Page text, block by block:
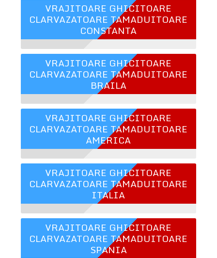
VRAJITOARE GHICITOARE
CLARVAZATOARE TAMADUITOARE
CONSTANTA
VRAJITOARE GHICITOARE
CLARVAZATOARE TAMADUITOARE
BRAILA
VRAJITOARE GHICITOARE
CLARVAZATOARE TAMADUITOARE
AMERICA
VRAJITOARE GHICITOARE
CLARVAZATOARE TAMADUITOARE
ITALIA
VRAJITOARE GHICITOARE
CLARVAZATOARE TAMADUITOARE
SPANIA